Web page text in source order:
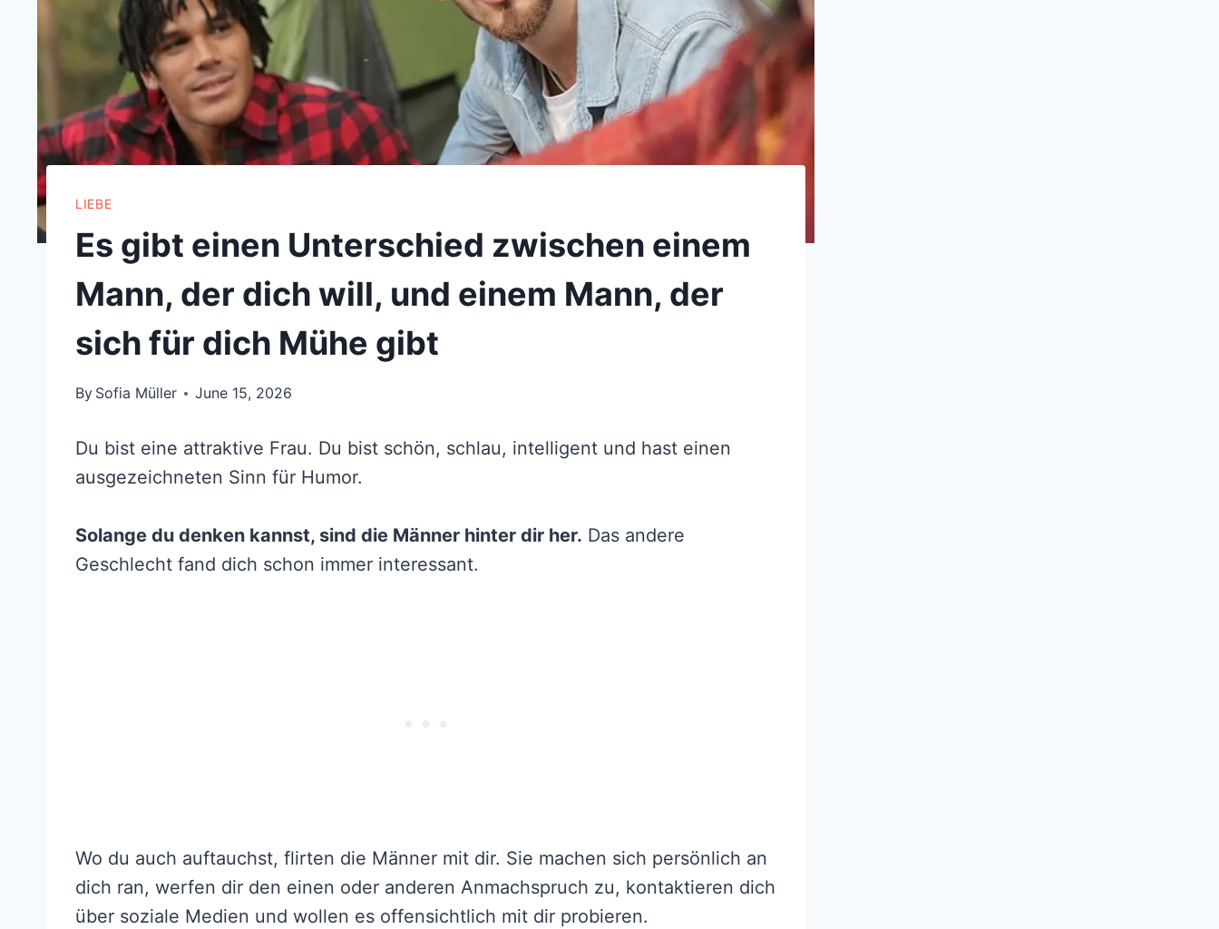
LIEBE
Es gibt einen Unterschied zwischen einem
Mann, der dich will, und einem Mann, der
sich für dich Mühe gibt
By Sofia Müller June 15, 2026
Du bist eine attraktive Frau. Du bist schön, schlau, intelligent und hast einen
ausgezeichneten Sinn für Humor.
Solange du denken kannst, sind die Männer hinter dir her. Das andere
Geschlecht fand dich schon immer interessant.
Wo du auch auftauchst, flirten die Männer mit dir. Sie machen sich persönlich an
dich ran, werfen dir den einen oder anderen Anmachspruch zu, kontaktieren dich
über soziale Medien und wollen es offensichtlich mit dir probieren.